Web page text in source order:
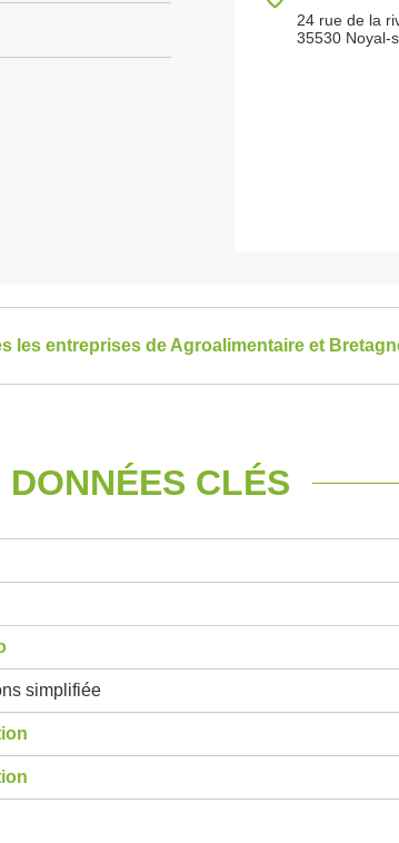
24 rue de la
35530 Noyal-
les entreprises de Agroalimentaire et
DONNÉES CLÉS
simplifiée